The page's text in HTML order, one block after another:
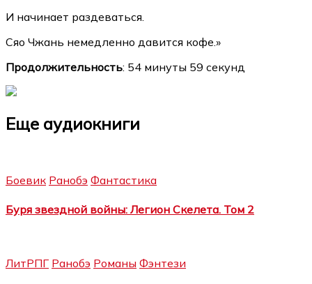
И начинает раздеваться.
Сяо Чжань немедленно давится кофе.»
Продолжительность: 54 минуты 59 секунд
Еще аудиокниги
Боевик Ранобэ Фантастика
Буря звездной войны: Легион Скелета. Том 2
ЛитРПГ Ранобэ Романы Фэнтези